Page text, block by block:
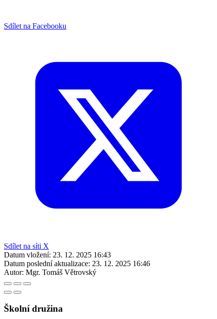
Sdílet na Facebooku
Sdílet na síti X
Datum vložení: 23. 12. 2025 16:43
Datum poslední aktualizace: 23. 12. 2025 16:46
Autor: Mgr. Tomáš Větrovský
Školní družina